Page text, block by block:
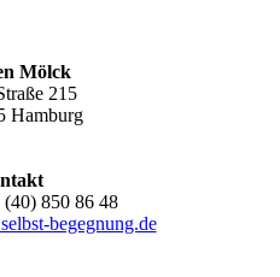
Mölck
215
Hamburg
850 86 48
begegnung.de